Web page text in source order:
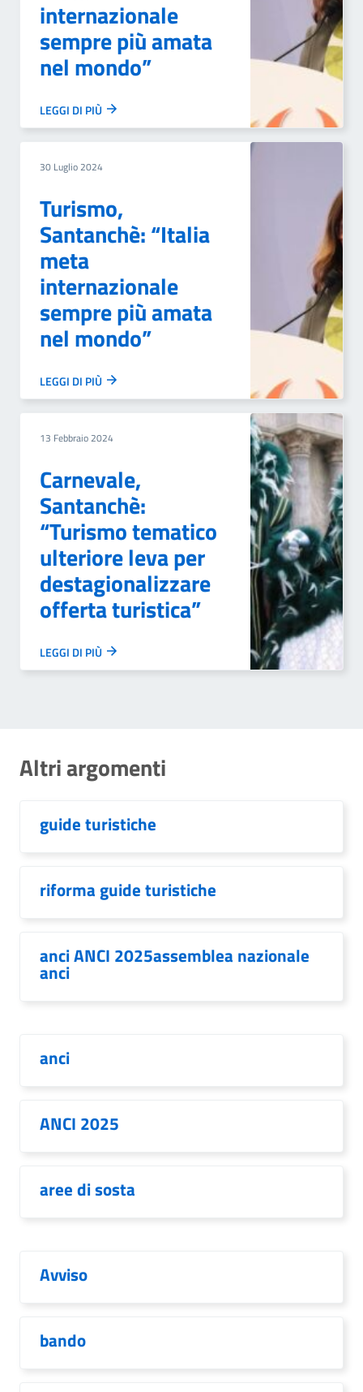
internazionale
sempre più amata
nel mondo”
LEGGI DI PIÙ
30 Luglio 2024
Turismo,
Santanchè: “Italia
meta
internazionale
sempre più amata
nel mondo”
LEGGI DI PIÙ
13 Febbraio 2024
Carnevale,
Santanchè:
“Turismo tematico
ulteriore leva per
destagionalizzare
offerta turistica”
LEGGI DI PIÙ
Altri argomenti
guide turistiche
riforma guide turistiche
anci ANCI 2025assemblea nazionale
anci
anci
ANCI 2025
aree di sosta
Avviso
bando